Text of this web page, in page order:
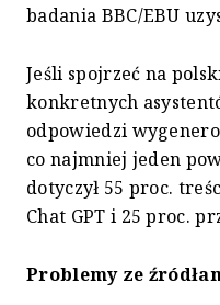
badania BBC/EBU
Jeśli spojrzeć na
konkretnych
odpowiedzi
co najmniej jeden
dotyczył 55 proc.
Chat GPT i 25 proc.
Problemy ze